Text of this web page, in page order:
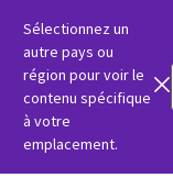
Sélectionnez un
autre pays ou
région pour voir le
contenu spécifique
à votre
emplacement.